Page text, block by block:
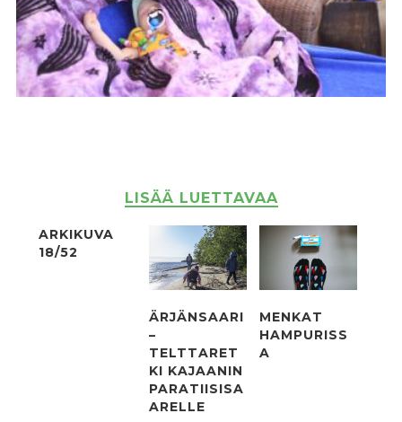
LISÄÄ LUETTAVAA
ARKIKUVA
18/52
ÄRJÄNSAARI
–
TELTTARET
KI KAJAANIN
PARATIISISA
ARELLE
MENKAT
HAMPURISS
A